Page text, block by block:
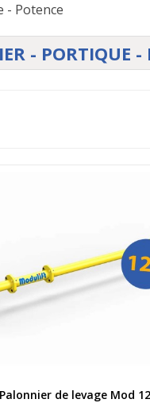
- Potence
- PORTIQUE -
Aperçu rapide
Palonnier de levage Mod 12